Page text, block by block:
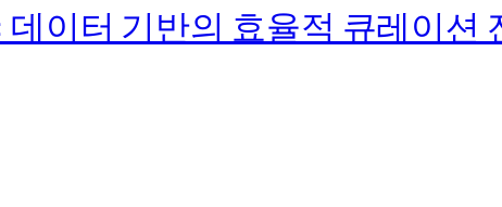
이터 기반의 효율적 큐레이션